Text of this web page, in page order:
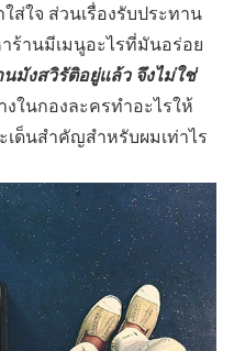
ส่ใจ ส่วนเรื่องรับประทาน
ร้านมีเมนูอะไรที่มันอร่อย
มังสวิรัติอยู่แล้ว จึงไม่ใช่
ในกองละครทำอะไรให้
เด็นสำคัญสำหรับผมเท่าไร